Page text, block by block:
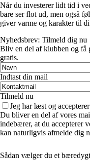
Når du investerer lidt tid i
bare ser flot ud, men også
giver varme og karakter til
Nyhedsbrev: Tilmeld dig nu
Bliv en del af klubben og få
gratis.
Indtast din mail
Tilmeld nu
Jeg har læst og
Du bliver en del af vores
indebærer, at du accepterer
kan naturligvis afmelde dig
Sådan vælger du et